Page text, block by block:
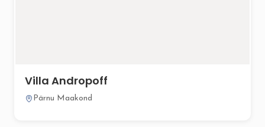
Villa Andropoff
Pärnu Maakond